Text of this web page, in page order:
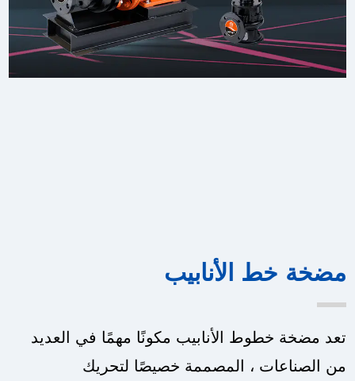
مضخة خط الأنابيب
تعد مضخة خطوط الأنابيب مكونًا مهمًا في العديد
من الصناعات ، المصممة خصيصًا لتحريك